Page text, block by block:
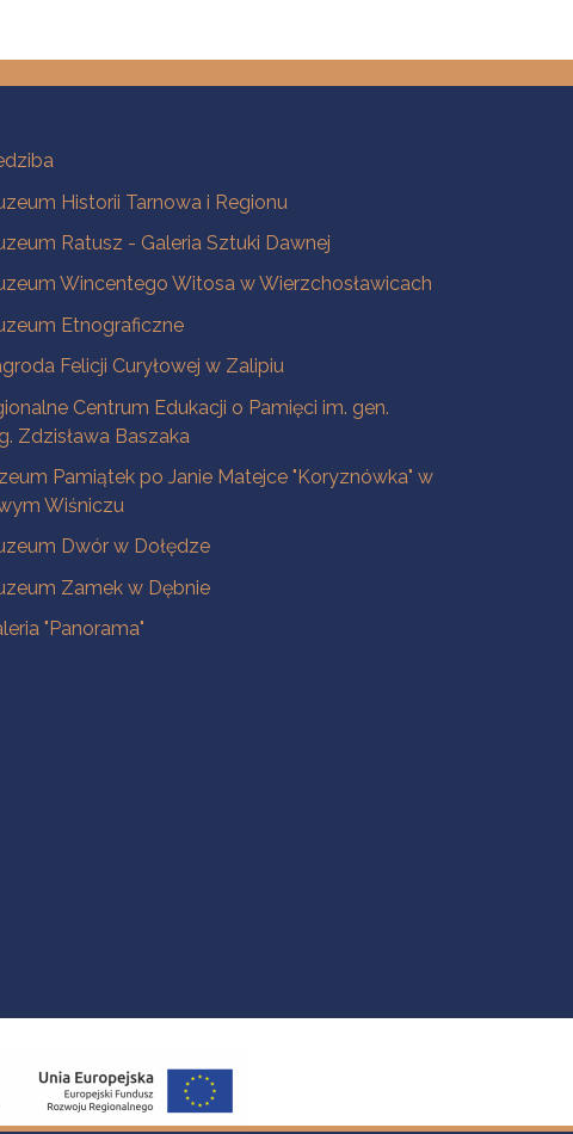
Historii Tarnowa i Regionu
Ratusz - Galeria Sztuki Dawnej
Wincentego Witosa w Wierzchosławicach
Etnograficzne
Felicji Curyłowej w Zalipiu
Centrum Edukacji o Pamięci im. gen.
Zdzisława Baszaka
Pamiątek po Janie Matejce "Koryznówka" w
Wiśniczu
Dwór w Dołędze
Zamek w Dębnie
"Panorama"